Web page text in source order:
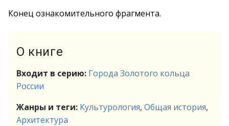
Конец ознакомительного фрагмента.
О книге
Входит в серию: Города Золотого кольца
России
Жанры и теги: Культурология, Общая история,
Архитектура